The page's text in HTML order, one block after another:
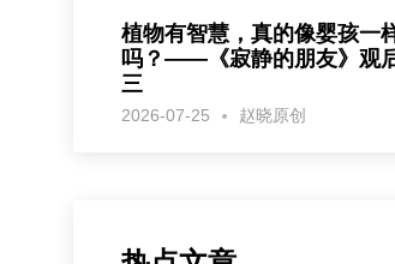
植物有智慧，真的像婴孩一
吗？——《寂静的朋友》观
三
2026-07-25 赵晓原创